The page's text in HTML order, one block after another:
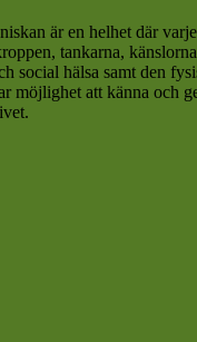
är en helhet där
tankarna,
hälsa samt den
möjlighet att känna